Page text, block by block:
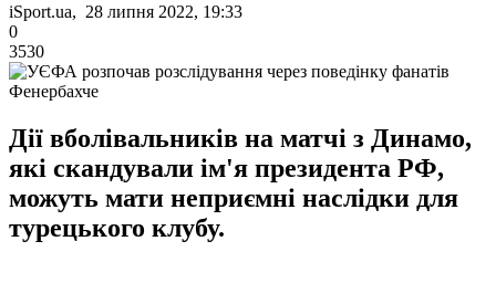
iSport.ua, 28 липня 2022, 19:33
0
3530
Дії вболівальників на матчі з Динамо,
які скандували ім'я президента РФ,
можуть мати неприємні наслідки для
турецького клубу.